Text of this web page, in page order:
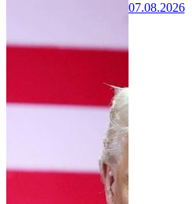
07.08.2026